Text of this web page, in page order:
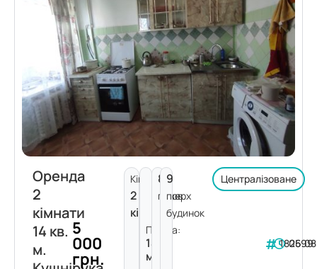
Оренда
2
кімнати
14 кв.
м.
5
000
грн.
Кімнат:
2
кімнати
Площа:
14
м²
8
поверх
9
пов.
будинок
Централізоване
182599